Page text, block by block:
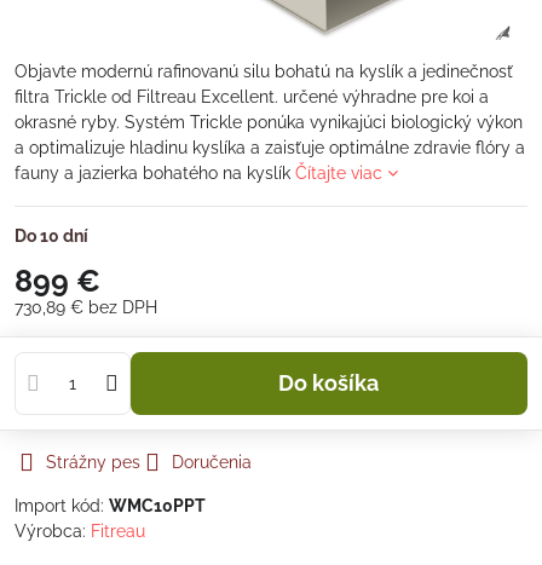
Objavte modernú rafinovanú silu bohatú na kyslík a jedinečnosť
filtra Trickle od Filtreau Excellent. určené výhradne pre koi a
okrasné ryby. Systém Trickle ponúka vynikajúci biologický výkon
a optimalizuje hladinu kyslíka a zaisťuje optimálne zdravie flóry a
fauny a jazierka bohatého na kyslík Čítajte viac
Do 10 dní
899 €
730,89 € bez DPH
Do košíka
Strážny pes Doručenia
Import kód: WMC10PPT
Výrobca: Fitreau